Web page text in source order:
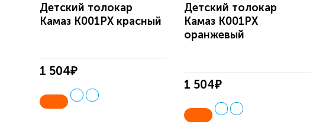
Детский толокар
Камаз K001PX красный
1 504₽
Детский толокар
Камаз K001PX
оранжевый
1 504₽